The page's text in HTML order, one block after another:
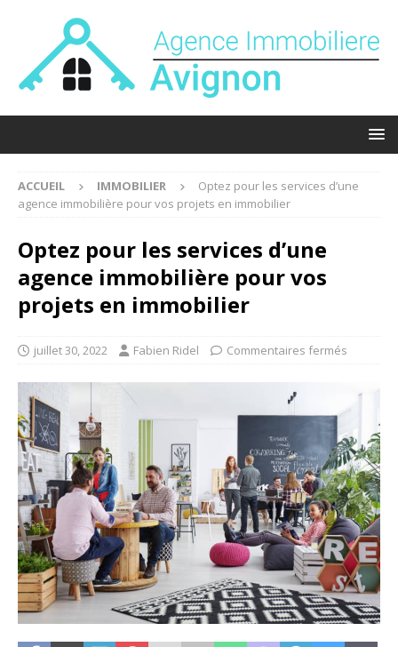
ACCUEIL IMMOBILIER
Optez pour les services d’une
agence immobilière pour vos projets en immobilier
Optez pour les services d’une
agence immobilière pour vos
projets en immobilier
juillet 30, 2022 Fabien Ridel Commentaires fermés